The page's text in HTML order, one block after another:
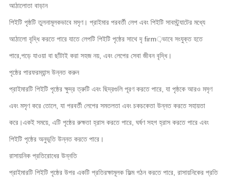
আঠালোতা বাড়ান
পিইটি পৃষ্ঠটি তুলনামূলকভাবে মসৃণ। প্রাইমার পরবর্তী লেপ এবং পিইটি সাবস্ট্র্যাটের মধ্যে
আঠালো বৃদ্ধি করতে পারে যাতে লেপটি পিইটি পৃষ্ঠের সাথে দৃ firm়ভাবে সংযুক্ত হতে
পারে,পড়ে যাওয়া বা ছাঁটাই করা সহজ নয়, এবং লেপের সেবা জীবন বৃদ্ধি।
পৃষ্ঠের পারফরম্যান্স উন্নত করুন
প্রাইমারটি পিইটি পৃষ্ঠের ক্ষুদ্র ত্রুটি এবং ছিদ্রগুলি পূরণ করতে পারে, যা পৃষ্ঠকে আরও মসৃণ
এবং মসৃণ করে তোলে, যা পরবর্তী লেপের সমতলতা এবং চকচকেতা উন্নত করতে সহায়তা
করে।একই সময়ে, এটি পৃষ্ঠের রুক্ষতা হ্রাস করতে পারে, ঘর্ষণ সহগ হ্রাস করতে পারে এবং
পিইটি পৃষ্ঠের অনুভূতি উন্নত করতে পারে।
রাসায়নিক প্রতিরোধের উন্নতি
প্রাইমারটি পিইটি পৃষ্ঠের উপর একটি প্রতিরক্ষামূলক ফিল্ম গঠন করতে পারে, রাসায়নিকের প্রতি